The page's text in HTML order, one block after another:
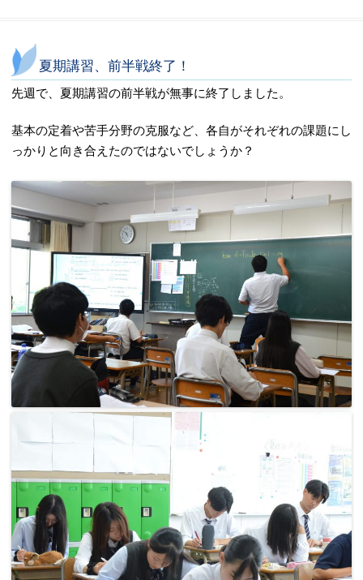
夏期講習、前半戦終了！
先週で、夏期講習の前半戦が無事に終了しました。
基本の定着や苦手分野の克服など、各自がそれぞれの課題にし
っかりと向き合えたのではないでしょうか？